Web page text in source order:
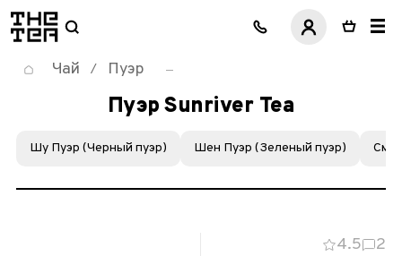
логотип
Чай / Пуэр
Пуэр Sunriver Tea
Шу Пуэр (Черный пуэр) Шен Пуэр (Зеленый пуэр)
4.5 2